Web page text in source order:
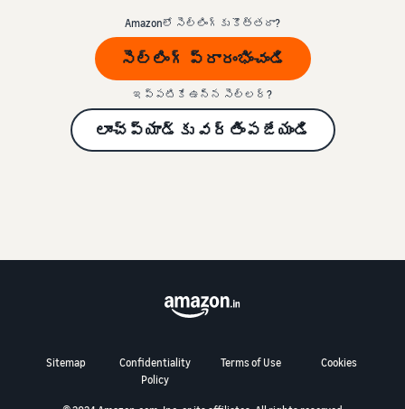
Amazonలో సెల్లింగ్‌కు కొత్తదా?
సెల్లింగ్ ప్రారంభించండి
ఇప్పటికే ఉన్న సెల్లర్‌?
లాంచ్‌ప్యాడ్‌కు వర్తింపజేయండి
Sitemap
Confidentiality
Policy
Terms of Use Cookies